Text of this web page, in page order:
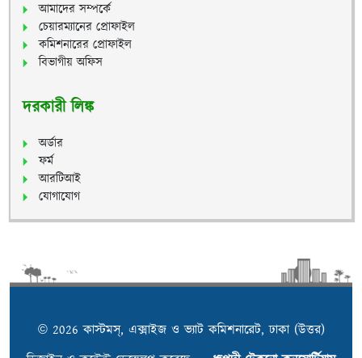
আমাদের সম্পর্কে
চেয়ারম্যানের প্রোফাইল
কমিশনারের প্রোফাইল
বিভাগীয় অফিস
দরকারী লিঙ্ক
অর্ডার
ফর্ম
আরটিআই
যোগাযোগ
© 2026 কাস্টমস্, এক্সাইজ ও ভ্যাট কমিশনারেট, ঢাকা (উত্তর)